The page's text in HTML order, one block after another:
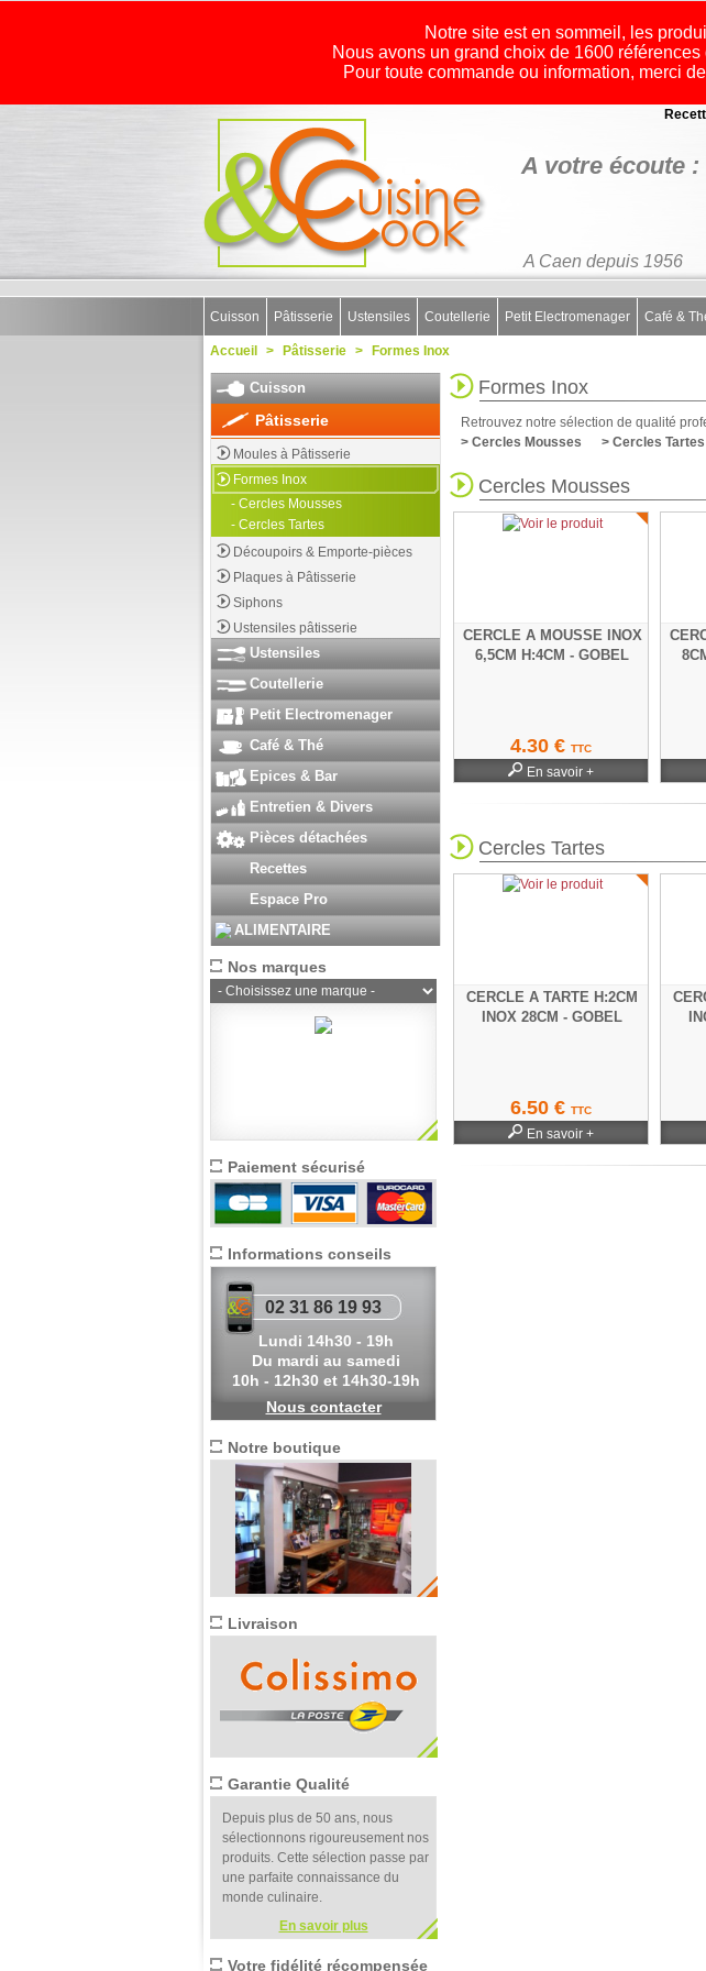
Notre site est en sommeil, les
Nous avons un grand choix de 1600
Pour toute commande ou information, merci
A votre écoute :
A Caen depuis 1956
Cuisson Pâtisserie Ustensiles Coutellerie Petit Electromenager Café &
Accueil
> Pâtisserie > Formes Inox
Cuisson
Pâtisserie
Moules à Pâtisserie
Formes Inox
- Cercles Mousses
- Cercles Tartes
Découpoirs & Emporte-pièces
Plaques à Pâtisserie
Siphons
Ustensiles pâtisserie
Ustensiles
Coutellerie
Petit Electromenager
Café & Thé
Epices & Bar
Entretien & Divers
Pièces détachées
Recettes
Espace Pro
ALIMENTAIRE
Nos marques
Paiement sécurisé
Informations conseils
02 31 86 19 93
Lundi 14h30 - 19h
Du mardi au samedi
10h - 12h30 et 14h30-19h
Nous contacter
Notre boutique
Livraison
Garantie Qualité
Depuis plus de 50 ans, nous
sélectionnons rigoureusement nos
produits. Cette sélection passe par
une parfaite connaissance du
monde culinaire.
En savoir plus
Votre fidélité récompensée
Formes Inox
Retrouvez notre sélection de qualité
> Cercles Mousses
> Cercles Tartes
Cercles Mousses
CERCLE A MOUSSE INOX
6,5CM H:4CM - GOBEL
4.30 € TTC
En savoir +
Cercles Tartes
CERCLE A TARTE H:2CM
INOX 28CM - GOBEL
6.50 € TTC
En savoir +